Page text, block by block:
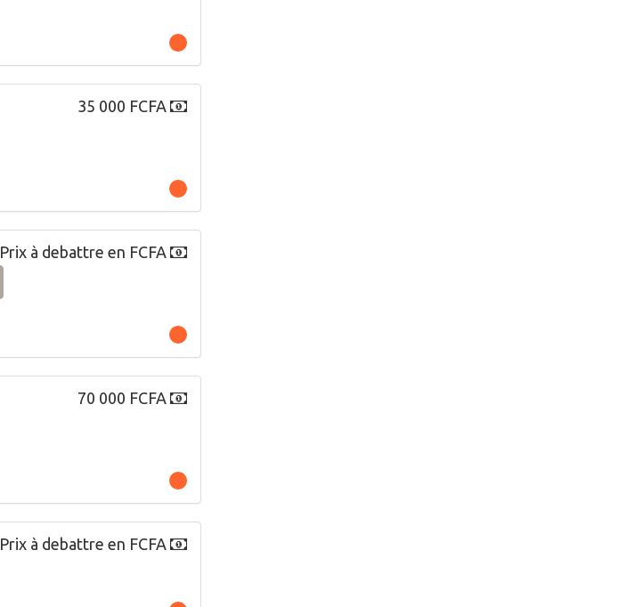
35 000 FCFA
Prix à debattre en FCFA
70 000 FCFA
Prix à debattre en FCFA